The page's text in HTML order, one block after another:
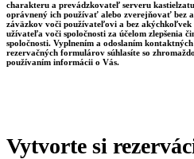
charakteru a prevádzkovateľ serveru
oprávnený ich používať alebo zverejňovať bez
záväzkov voči používateľovi a bez
užívateľa voči spoločnosti za účelom zlepšenia
spoločnosti. Vyplnením a odoslaním kontaktných
rezervačných formulárov súhlasíte so
používaním informácii o Vás.
Vytvorte si